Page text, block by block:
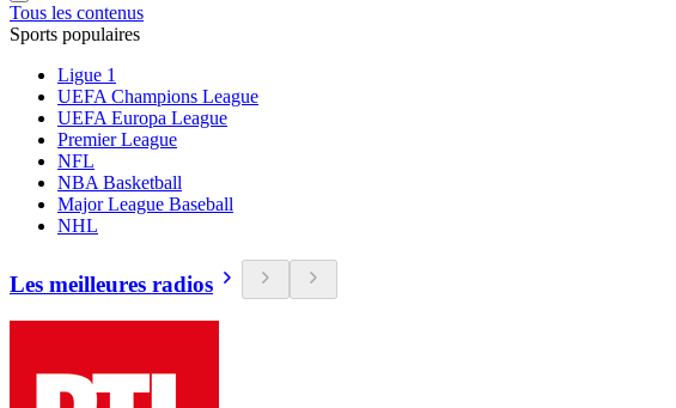
Tous les contenus
Sports populaires
Ligue 1
UEFA Champions League
UEFA Europa League
Premier League
NFL
NBA Basketball
Major League Baseball
NHL
Les meilleures radios